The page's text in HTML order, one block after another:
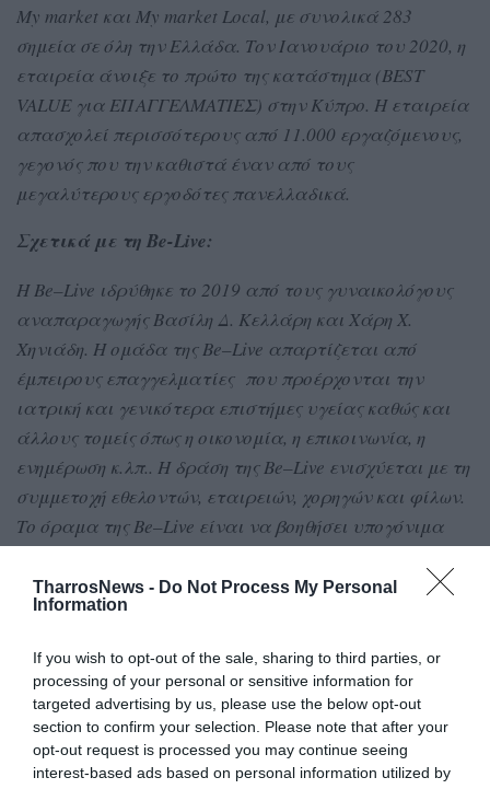
TharrosNews - Do Not Process My Personal
Information
If you wish to opt-out of the sale, sharing to third parties, or
processing of your personal or sensitive information for
targeted advertising by us, please use the below opt-out
section to confirm your selection. Please note that after your
opt-out request is processed you may continue seeing
interest-based ads based on personal information utilized by
My market και My market Local, με συνολικά 283
σημεία σε όλη την Ελλάδα. Τον Ιανουάριο του 2020, η
εταιρεία άνοιξε το πρώτο της κατάστημα (BEST
VALUEγια ΕΠΑΓΓΕΛΜΑΤΙΕΣ) στην Κύπρο. Η εταιρεία
απασχολεί περισσότερους από 11.000 εργαζόμενους,
γεγονός που την καθιστά έναν από τους
μεγαλύτερους εργοδότες πανελλαδικά.
Σχετικά με τη Be-Live:
Η Be–Live ιδρύθηκε το 2019 από τους γυναικολόγους
αναπαραγωγής Βασίλη Δ. Κελλάρη και Χάρη Χ.
Χηνιάδη. Η ομάδα τηςBe–Live απαρτίζεται από
έμπειρους επαγγελματίες που προέρχονται την
ιατρική και γενικότερα επιστήμες υγείας καθώς και
άλλους τομείς όπως η οικονομία, η επικοινωνία, η
ενημέρωση κ.λπ.. Η δράση τηςBe–Live ενισχύεται με τη
συμμετοχή εθελοντών, εταιρειών, χορηγών και φίλων.
Το όραμα τηςBe–Live είναι να βοηθήσει υπογόνιμα
πλαίσιο του οράματος για ένα μέλλον όπου το
πρόβλημα της υπογεννητικότητας στην Ελλάδα θα
και εξασφάλιση πρόσβασης οικονομικά ευπαθών
ομάδων σε θεραπείες υπογονιμότητας και η
ενημέρωση και ευαισθητοποίησης των κρατικών
φορέων και δομών του κοινού σχετικά με την